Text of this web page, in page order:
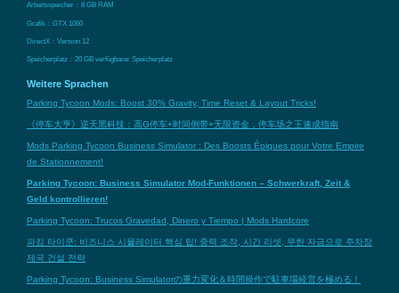
Arbeitsspeicher：8 GB RAM
Grafik：GTX 1060
DirectX：Version 12
Speicherplatz：20 GB verfügbarer Speicherplatz
Weitere Sprachen
Parking Tycoon Mods: Boost 30% Gravity, Time Reset & Layout Tricks!
《停车大亨》逆天黑科技：高G停车+时间倒带+无限资金，停车场之王速成指南
Mods Parking Tycoon Business Simulator : Des Boosts Épiques pour Votre Empire
de Stationnement!
Parking Tycoon: Business Simulator Mod-Funktionen – Schwerkraft, Zeit &
Geld kontrollieren!
Parking Tycoon: Trucos Gravedad, Dinero y Tiempo | Mods Hardcore
파킹 타이쿤: 비즈니스 시뮬레이터 핵심 팁! 중력 조작, 시간 리셋, 무한 자금으로 주차장
제국 건설 전략
Parking Tycoon: Business Simulatorの重力変化＆時間操作で駐車場経営を極める！